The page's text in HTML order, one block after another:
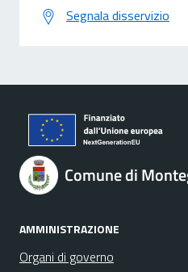
Segnala disservizio
Comune di
AMMINISTRAZIONE
Organi di governo